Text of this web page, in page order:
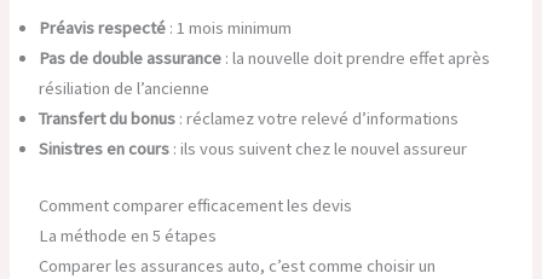
Préavis respecté: 1 mois minimum
Pas de double assurance: la nouvelle doit prendre effet après
résiliation de l’ancienne
Transfert du bonus: réclamez votre relevé d’informations
Sinistres en cours: ils vous suivent chez le nouvel assureur
Comment comparer efficacement les devis
La méthode en 5 étapes
Comparer les assurances auto, c’est comme choisir un